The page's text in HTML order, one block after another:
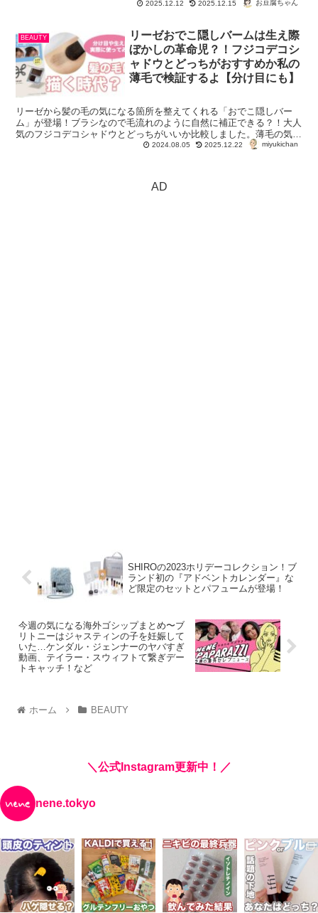
筆者ですが、またも新しいサポーターが登場すると...
2025.12.12 2025.12.15 お豆腐ちゃん
BEAUTY
リーゼおでこ隠しバームは生え際
ぼかしの革命児？！フジコデコシ
ャドウとどっちがおすすめか私の
薄毛で検証するよ【分け目にも】
リーゼから髪の毛の気になる箇所を整えてくれる「おでこ隠しバー
ム」が登場！ブラシなので毛流れのように自然に補正できる？！大人
気のフジコデコシャドウとどっちがいいか比較しました。薄毛の気に
なる頭頂部や分け目、生え際もレビュー！
2024.08.05 2025.12.22 miyukichan
AD
SHIROの2023ホリデーコレクション！ブ
ランド初の『アドベントカレンダー』な
ど限定のセットとパフュームが登場！
今週の気になる海外ゴシップまとめ〜ブ
リトニーはジャスティンの子を妊娠して
いた…ケンダル・ジェンナーのヤバすぎ
動画、テイラー・スウィフトて繋ぎデー
トキャッチ！など
ホーム BEAUTY
＼公式Instagram更新中！／
nene.tokyo